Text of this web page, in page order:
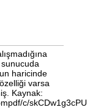
sunucuda
haricinde
varsa
Kaynak:
c/skCDw1g3cPU